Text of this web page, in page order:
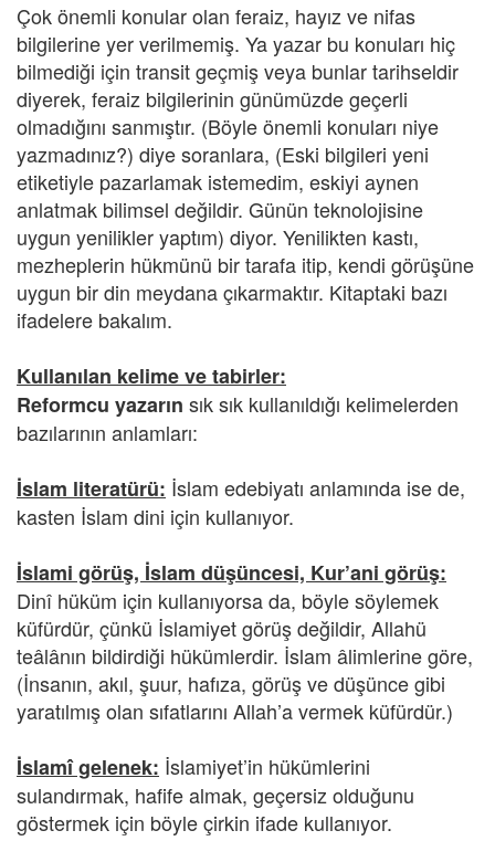
Çok önemli konular olan feraiz, hayız ve nifas
bilgilerine yer verilmemiş. Ya yazar bu konuları hiç
bilmediği için transit geçmiş veya bunlar tarihseldir
diyerek, feraiz bilgilerinin günümüzde geçerli
olmadığını sanmıştır. (Böyle önemli konuları niye
yazmadınız?) diye soranlara, (Eski bilgileri yeni
etiketiyle pazarlamak istemedim, eskiyi aynen
anlatmak bilimsel değildir. Günün teknolojisine
uygun yenilikler yaptım) diyor. Yenilikten kastı,
mezheplerin hükmünü bir tarafa itip, kendi görüşüne
uygun bir din meydana çıkarmaktır. Kitaptaki bazı
ifadelere bakalım.
Kullanılan kelime ve tabirler:
Reformcu yazarın sık sık kullanıldığı kelimelerden
bazılarının anlamları:
İslam literatürü: İslam edebiyatı anlamında ise de,
kasten İslam dini için kullanıyor.
İslami görüş, İslam düşüncesi, Kur’ani görüş:
Dinî hüküm için kullanıyorsa da, böyle söylemek
küfürdür, çünkü İslamiyet görüş değildir, Allahü
teâlânın bildirdiği hükümlerdir. İslam âlimlerine göre,
(İnsanın, akıl, şuur, hafıza, görüş ve düşünce gibi
yaratılmış olan sıfatlarını Allah’a vermek küfürdür.)
İslamî gelenek: İslamiyet’in hükümlerini
sulandırmak, hafife almak, geçersiz olduğunu
göstermek için böyle çirkin ifade kullanıyor.